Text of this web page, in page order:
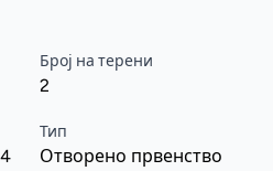
Број на терени
2
Тип
Отворено првенство